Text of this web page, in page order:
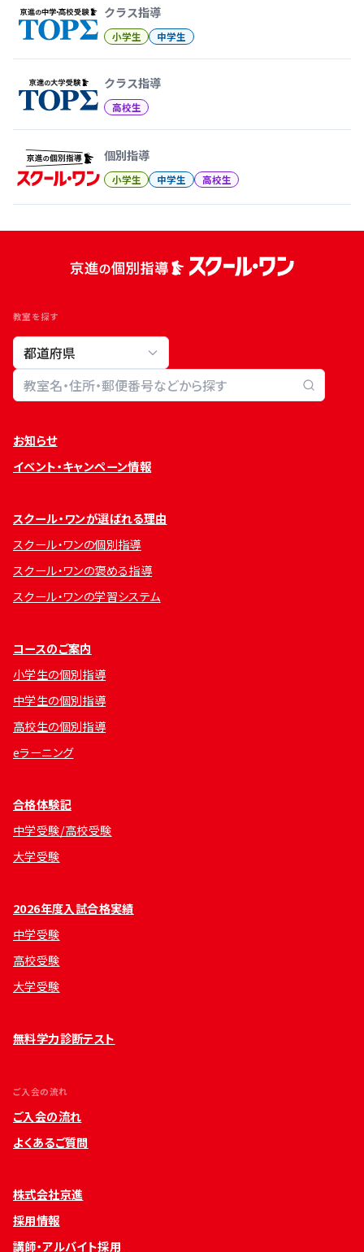
クラス指導
小学生 中学生
クラス指導
高校生
個別指導
小学生 中学生 高校生
教室を探す
教室検索
お知らせ
イベント・キャンペーン情報
スクール・ワンが選ばれる理由
スクール・ワンの個別指導
スクール・ワンの褒める指導
スクール・ワンの学習システム
コースのご案内
小学生の個別指導
中学生の個別指導
高校生の個別指導
eラーニング
合格体験記
中学受験/高校受験
大学受験
2026年度入試合格実績
中学受験
高校受験
大学受験
無料学力診断テスト
ご入会の流れ
ご入会の流れ
よくあるご質問
株式会社京進
採用情報
講師・アルバイト採用